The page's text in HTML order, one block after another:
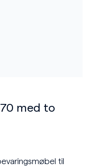
med to
til